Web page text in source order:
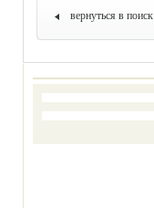
вернуться в поиск